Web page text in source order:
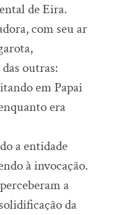
de Eira.
com seu ar
outras:
em Papai
era
a entidade
à invocação.
a
da